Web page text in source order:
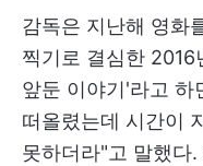
감독은 지난해 영화
찍기로 결심한 2016
앞둔 이야기'라고 하
떠올렸는데 시간이
못하더라"고 말했다